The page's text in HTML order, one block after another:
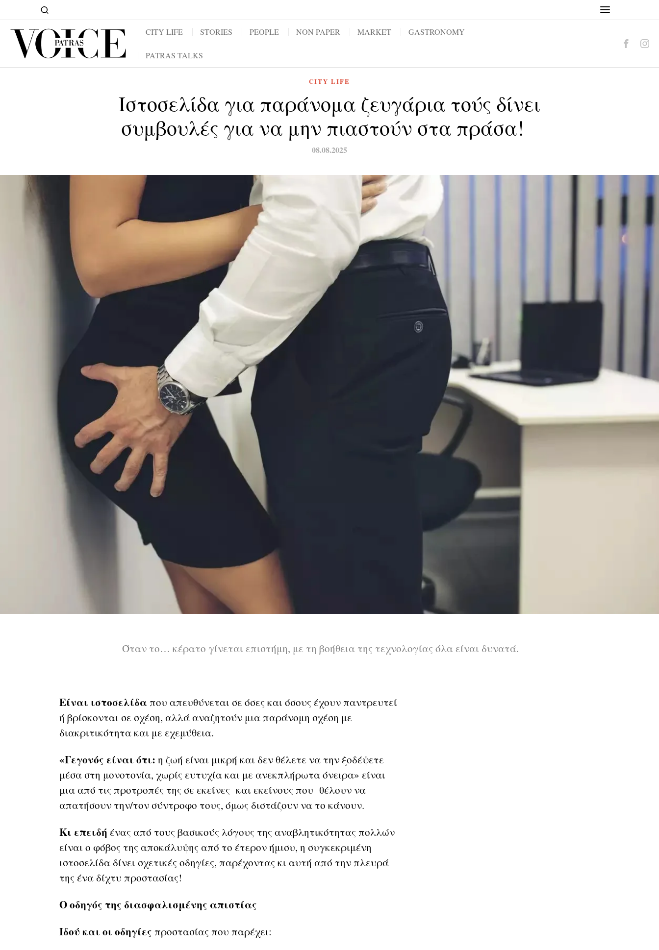
CITY LIFE STORIES PEOPLE NON PAPER MARKET GASTRONOMY
PATRAS TALKS
CITY LIFE
Ιστοσελίδα για παράνομα ζευγάρια τούς δίνει
συμβουλές για να μην πιαστούν στα πράσα!
08.08.2025
Όταν το… κέρατο γίνεται επιστήμη, με τη βοήθεια της τεχνολογίας όλα είναι δυνατά.
Είναι ιστοσελίδα που απευθύνεται σε όσες και όσους έχουν παντρευτεί
ή βρίσκονται σε σχέση, αλλά αναζητούν μια παράνομη σχέση με
διακριτικότητα και με εχεμύθεια.
«Γεγονός είναι ότι: η ζωή είναι μικρή και δεν θέλετε να την ξοδέψετε
μέσα στη μονοτονία, χωρίς ευτυχία και με ανεκπλήρωτα όνειρα» είναι
μια από τις προτροπές της σε εκείνες και εκείνους που θέλουν να
απατήσουν την/τον σύντροφο τους, όμως διστάζουν να το κάνουν.
Κι επειδή ένας από τους βασικούς λόγους της αναβλητικότητας πολλών
είναι ο φόβος της αποκάλυψης από το έτερον ήμισυ, η συγκεκριμένη
ιστοσελίδα δίνει σχετικές οδηγίες, παρέχοντας κι αυτή από την πλευρά
της ένα δίχτυ προστασίας!
Ο οδηγός της διασφαλισμένης απιστίας
Ιδού και οι οδηγίες προστασίας που παρέχει: